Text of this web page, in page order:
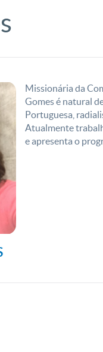
Missionária da
Gomes é natural
Portuguesa,
Atualmente
e apresenta o